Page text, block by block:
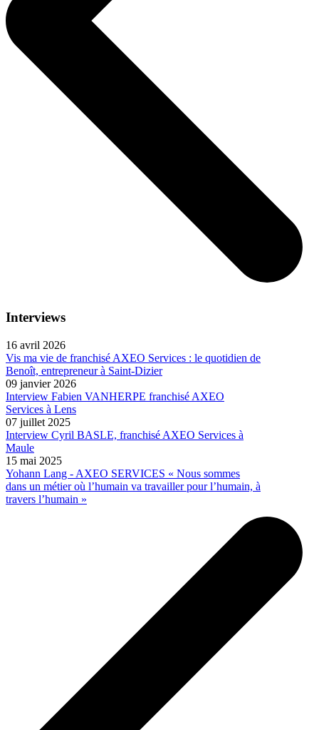
Interviews
16 avril 2026
Vis ma vie de franchisé AXEO Services : le quotidien de
Benoît, entrepreneur à Saint-Dizier
09 janvier 2026
Interview Fabien VANHERPE franchisé AXEO
Services à Lens
07 juillet 2025
Interview Cyril BASLE, franchisé AXEO Services à
Maule
15 mai 2025
Yohann Lang - AXEO SERVICES « Nous sommes
dans un métier où l’humain va travailler pour l’humain, à
travers l’humain »